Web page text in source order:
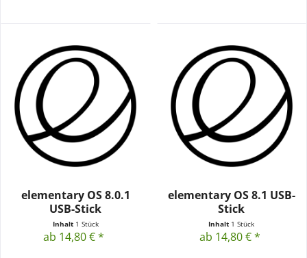
elementary OS 8.0.1
USB-Stick
Inhalt 1 Stück
ab 14,80 € *
elementary OS 8.1 USB-
Stick
Inhalt 1 Stück
ab 14,80 € *